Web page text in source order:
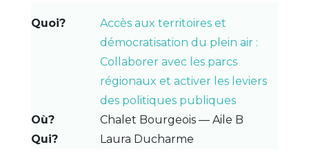
Accès aux territoires et
démocratisation du plein air :
Collaborer avec les parcs
régionaux et activer les leviers
des politiques publiques
Chalet Bourgeois — Aile B
Laura Ducharme